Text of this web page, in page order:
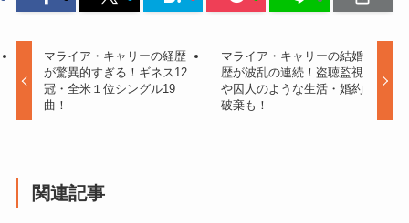
マライア・キャリーの経歴
が驚異的すぎる！ギネス12
冠・全米１位シングル19
曲！
マライア・キャリーの結婚
歴が波乱の連続！盗聴監視
や囚人のような生活・婚約
破棄も！
関連記事